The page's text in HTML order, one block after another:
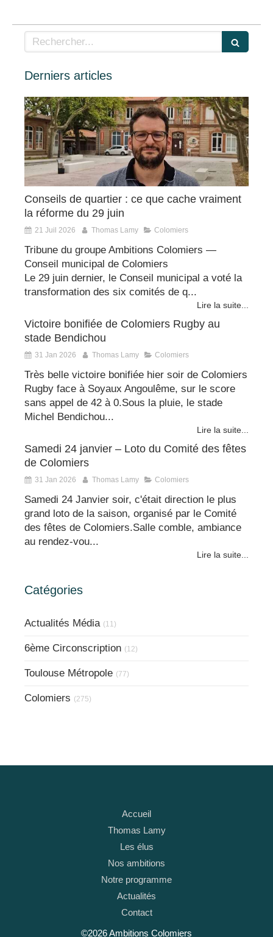
Rechercher
Derniers articles
Conseils de quartier : ce que cache vraiment
la réforme du 29 juin
21 Juil 2026 Thomas Lamy Colomiers
Tribune du groupe Ambitions Colomiers —
Conseil municipal de Colomiers
Le 29 juin dernier, le Conseil municipal a voté la
transformation des six comités de q...
Lire la suite...
Victoire bonifiée de Colomiers Rugby au
stade Bendichou
31 Jan 2026 Thomas Lamy Colomiers
Très belle victoire bonifiée hier soir de Colomiers
Rugby face à Soyaux Angoulême, sur le score
sans appel de 42 à 0.Sous la pluie, le stade
Michel Bendichou...
Lire la suite...
Samedi 24 janvier – Loto du Comité des fêtes
de Colomiers
31 Jan 2026 Thomas Lamy Colomiers
Samedi 24 Janvier soir, c'était direction le plus
grand loto de la saison, organisé par le Comité
des fêtes de Colomiers.Salle comble, ambiance
au rendez-vou...
Lire la suite...
Catégories
Actualités Média (11)
6ème Circonscription (12)
Toulouse Métropole (77)
Colomiers (275)
Accueil
Thomas Lamy
Les élus
Nos ambitions
Notre programme
Actualités
Contact
©2026 Ambitions Colomiers